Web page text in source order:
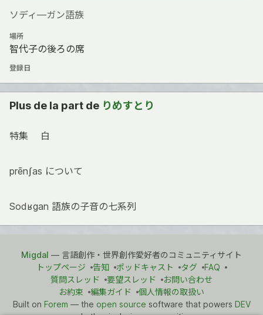
ソディ―ガン語族
場所
智代子の後ろの席
登録日
Plus de la part de りめすとり
特集 白
prēnʃas について
Sodʁgan 語族の子音の七系列
Migdal — 言語創作・世界創作愛好者のコミュニティサイト
トップページ
告知 ポッドキャスト タグ
FAQ
質問スレッド
要望スレッド
お問い合わせ
お約束
編集ガイド
個人情報の取扱い
Built on Forem — the open source software that powers DEV